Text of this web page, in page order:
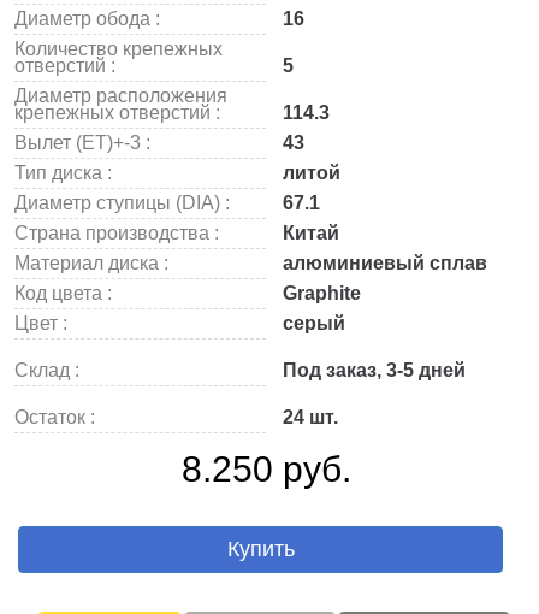
Диаметр обода :
16
Количество крепежных
отверстий :
5
Диаметр расположения
крепежных отверстий :
114.3
Вылет (ET)+-3 :
43
Тип диска :
литой
Диаметр ступицы (DIA) :
67.1
Страна производства :
Китай
Материал диска :
алюминиевый сплав
Код цвета :
Graphite
Цвет :
серый
Склад : Под заказ, 3-5 дней
Остаток : 24 шт.
8.250 руб.
Купить